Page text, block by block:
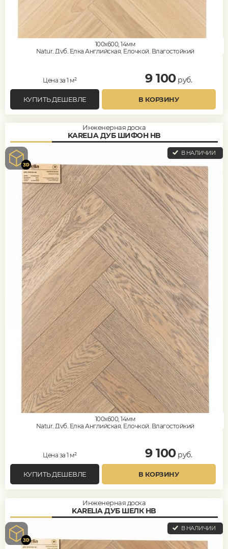
100x600, 14мм
Natur, Дуб, Елка Английская, Елочкой, Влагостойкий
Цена за 1 м² 9 100руб.
КУПИТЬ ДЕШЕВЛЕ В КОРЗИНУ
Инженерная доска
KARELIA ДУБ ШИФОН HB
В НАЛИЧИИ
100x600, 14мм
Natur, Дуб, Елка Английская, Елочкой, Влагостойкий
Цена за 1 м² 9 100руб.
КУПИТЬ ДЕШЕВЛЕ В КОРЗИНУ
Инженерная доска
KARELIA ДУБ ШЕЛК HB
В НАЛИЧИИ